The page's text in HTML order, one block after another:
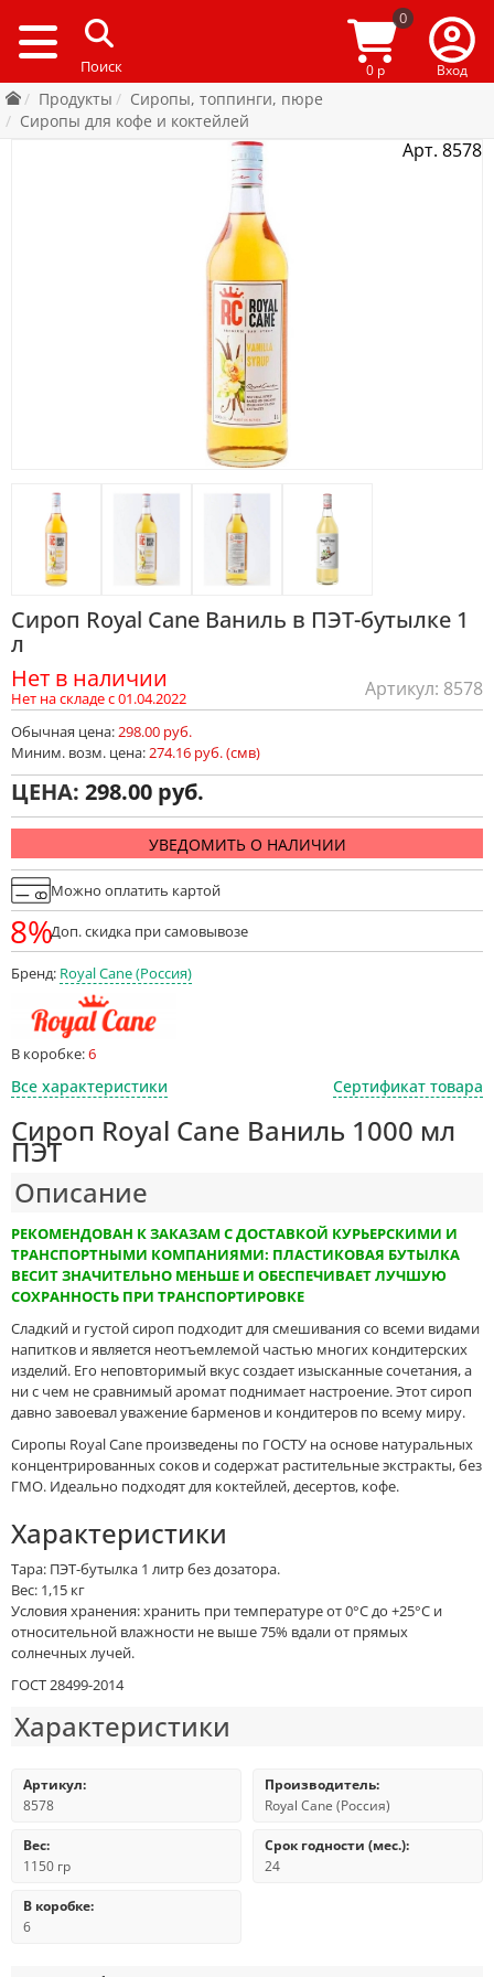
0
0 р Вход
Продукты
Сиропы, топпинги, пюре
Сиропы для кофе и коктейлей
Арт. 8578
Сироп Royal Cane Ваниль в ПЭТ-бутылке 1
л
Нет в наличии
Нет на складе с 01.04.2022 Артикул: 8578
Обычная цена:298.00 руб.
Миним. возм. цена:274.16 руб. (смв)
ЦЕНА: 298.00
УВЕДОМИТЬ О НАЛИЧИИ
Можно оплатить картой
8%Доп. скидка при самовывозе
Бренд: Royal Cane (Россия)
В коробке:6
Все характеристики Сертификат товара
Сироп Royal Cane Ваниль 1000 мл
ПЭТ
Описание
РЕКОМЕНДОВАН К ЗАКАЗАМ С ДОСТАВКОЙ КУРЬЕРСКИМИ И
ТРАНСПОРТНЫМИ КОМПАНИЯМИ: ПЛАСТИКОВАЯ БУТЫЛКА
ВЕСИТ ЗНАЧИТЕЛЬНО МЕНЬШЕ И ОБЕСПЕЧИВАЕТ ЛУЧШУЮ
СОХРАННОСТЬ ПРИ ТРАНСПОРТИРОВКЕ
Сладкий и густой сироп подходит для смешивания со всеми видами
напитков и является неотъемлемой частью многих кондитерских
изделий. Его неповторимый вкус создает изысканные сочетания, а
ни с чем не сравнимый аромат поднимает настроение. Этот сироп
давно завоевал уважение барменов и кондитеров по всему миру.
Сиропы Royal Cane произведены по ГОСТУ на основе натуральных
концентрированных соков и содержат растительные экстракты, без
ГМО. Идеально подходят для коктейлей, десертов, кофе.
Характеристики
Тара: ПЭТ-бутылка 1 литр без дозатора.
Вес: 1,15 кг
Условия хранения: хранить при температуре от 0°С до +25°С и
относительной влажности не выше 75% вдали от прямых
солнечных лучей.
ГОСТ 28499-2014
Характеристики
Артикул:
8578
Производитель:
Royal Cane (Россия)
Вес:
1150 гр
Срок годности (мес.):
24
В коробке:
6